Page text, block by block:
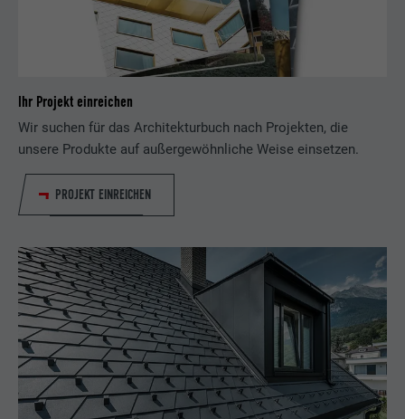
Ihr Projekt einreichen
Wir suchen für das Architekturbuch nach Projekten, die
unsere Produkte auf außergewöhnliche Weise einsetzen.
PROJEKT EINREICHEN